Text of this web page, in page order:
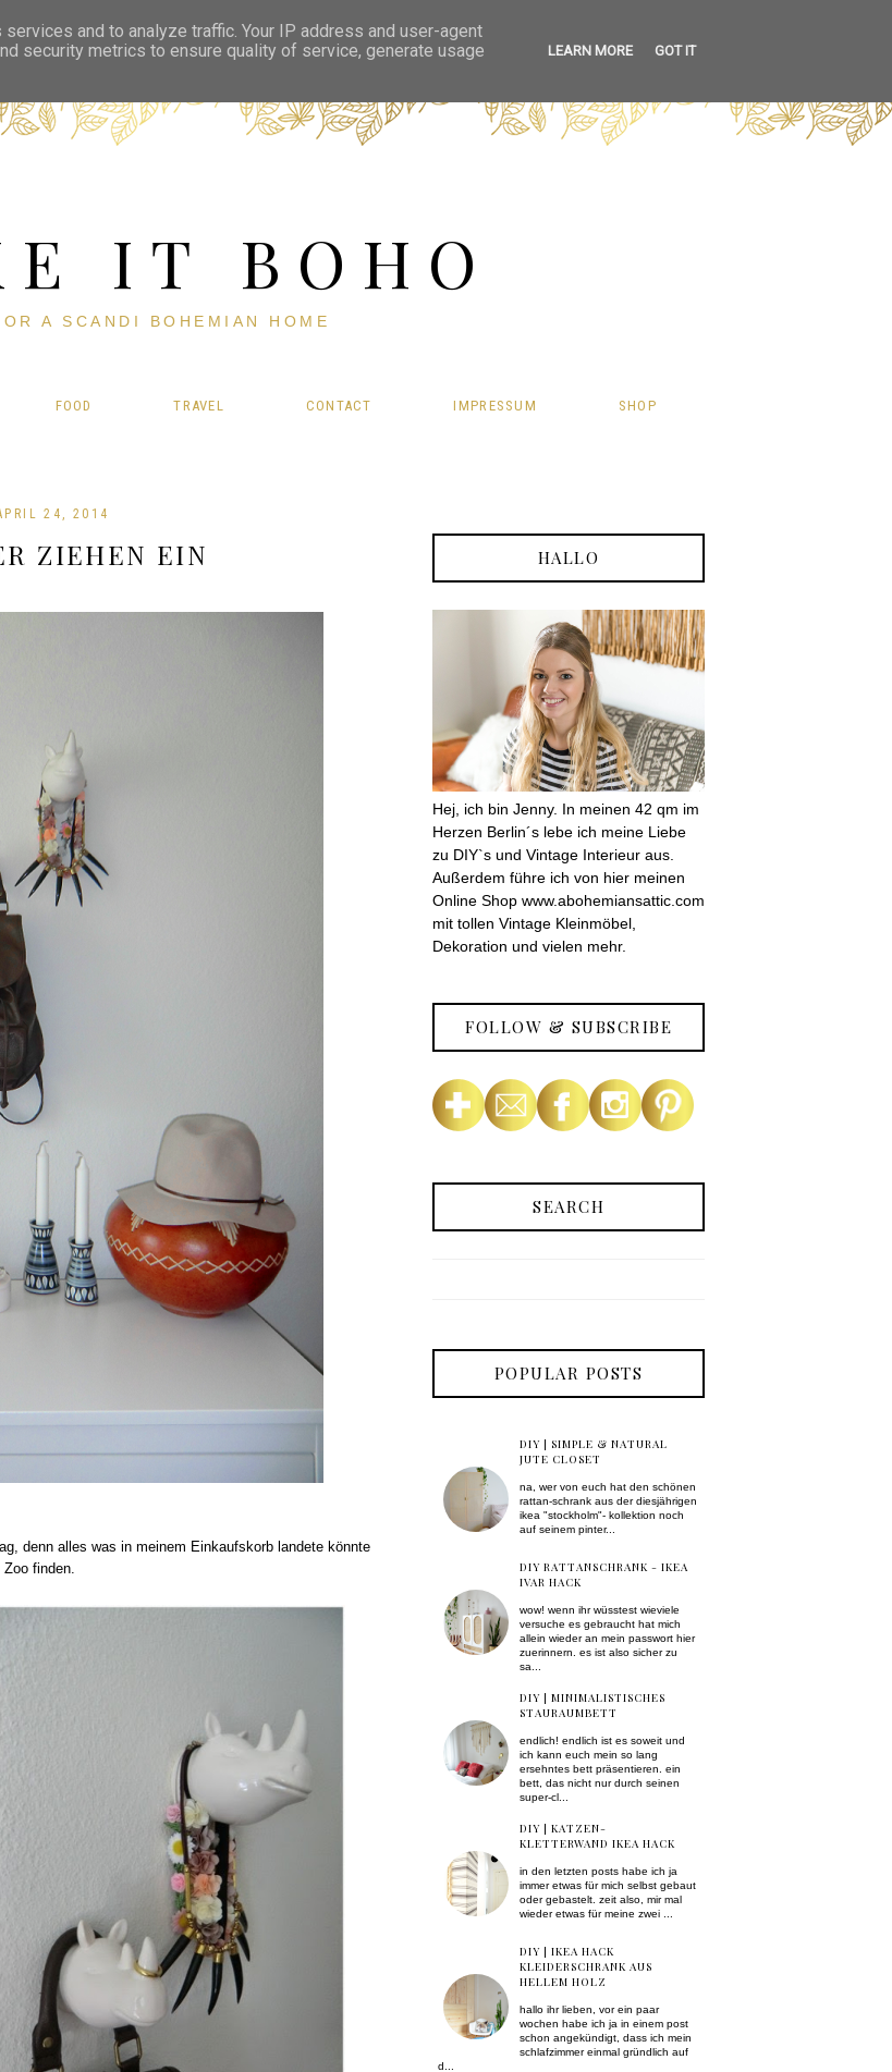
IT BOHO
A SCANDI BOHEMIAN HOME
FOOD TRAVEL CONTACT IMPRESSUM SHOP
24, 2014
ZIEHEN EIN
denn alles was in meinem Einkaufskorb landete könnte
finden.
HALLO
Hej, ich bin Jenny. In meinen 42 qm im
Herzen Berlin´s lebe ich meine Liebe
zu DIY`s und Vintage Interieur aus.
Außerdem führe ich von hier meinen
Online Shop www.abohemiansattic.com
mit tollen Vintage Kleinmöbel,
Dekoration und vielen mehr.
FOLLOW & SUBSCRIBE
SEARCH
POPULAR POSTS
DIY | SIMPLE & NATURAL
JUTE CLOSET
na, wer von euch hat den schönen
rattan-schrank aus der diesjährigen
ikea "stockholm"- kollektion noch
auf seinem pinter...
DIY RATTANSCHRANK - IKEA
IVAR HACK
wow! wenn ihr wüsstest wieviele
versuche es gebraucht hat mich
allein wieder an mein passwort hier
zuerinnern. es ist also sicher zu
sa...
DIY | MINIMALISTISCHES
STAURAUMBETT
endlich! endlich ist es soweit und
ich kann euch mein so lang
ersehntes bett präsentieren. ein
bett, das nicht nur durch seinen
super-cl...
DIY | KATZEN-
KLETTERWAND IKEA HACK
in den letzten posts habe ich ja
immer etwas für mich selbst gebaut
oder gebastelt. zeit also, mir mal
wieder etwas für meine zwei ...
DIY | IKEA HACK
KLEIDERSCHRANK AUS
HELLEM HOLZ
hallo ihr lieben, vor ein paar
wochen habe ich ja in einem post
schon angekündigt, dass ich mein
schlafzimmer einmal gründlich auf
d...
and to analyze traffic. Your IP address and user-agent
security metrics to ensure quality of service, generate usage
LEARN MORE GOT IT